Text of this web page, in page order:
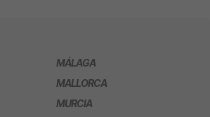
MÁLAGA
MALLORCA
MURCIA